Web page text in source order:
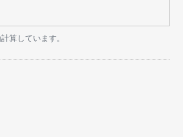
算しています。